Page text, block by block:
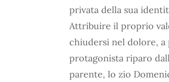
privata della sua
Attribuire il proprio
chiudersi nel dolore, a
protagonista riparo
parente, lo zio